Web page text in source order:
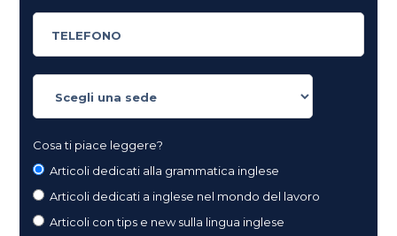
Cosa ti piace leggere?
Articoli dedicati alla grammatica inglese
Articoli dedicati a inglese nel mondo del lavoro
Articoli con tips e new sulla lingua inglese